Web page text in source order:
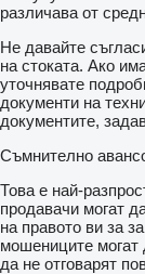
различава от
Не давайте
на стоката. Ако
уточнявате
документи на
документите,
Съмнително
Това е най-
продавачи могат
на правото ви за
мошениците могат
да не отговарят